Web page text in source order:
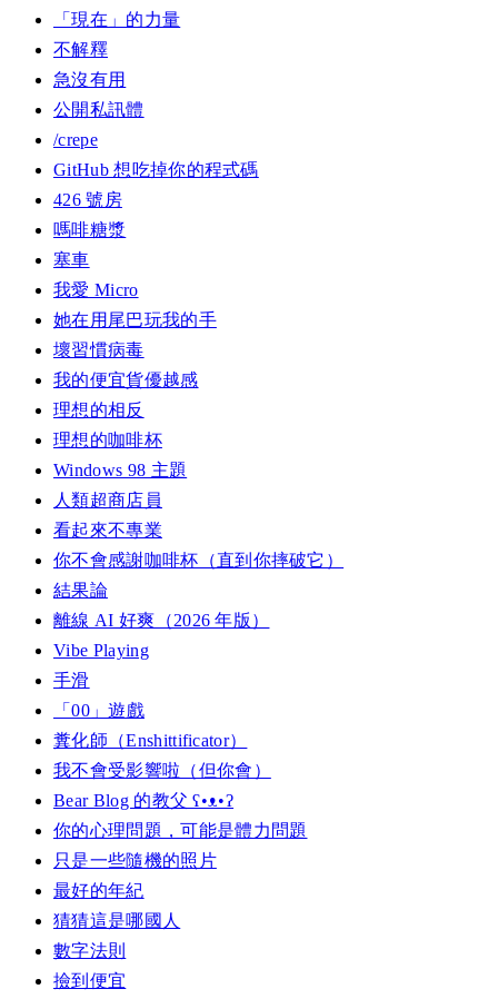
「現在」的力量
不解釋
急沒有用
公開私訊體
/crepe
GitHub 想吃掉你的程式碼
426 號房
嗎啡糖漿
塞車
我愛 Micro
她在用尾巴玩我的手
壞習慣病毒
我的便宜貨優越感
理想的相反
理想的咖啡杯
Windows 98 主題
人類超商店員
看起來不專業
你不會感謝咖啡杯（直到你摔破它）
結果論
離線 AI 好爽（2026 年版）
Vibe Playing
手滑
「00」遊戲
糞化師（Enshittificator）
我不會受影響啦（但你會）
Bear Blog 的教父 ʕ•ᴥ•ʔ
你的心理問題，可能是體力問題
只是一些隨機的照片
最好的年紀
猜猜這是哪國人
數字法則
撿到便宜